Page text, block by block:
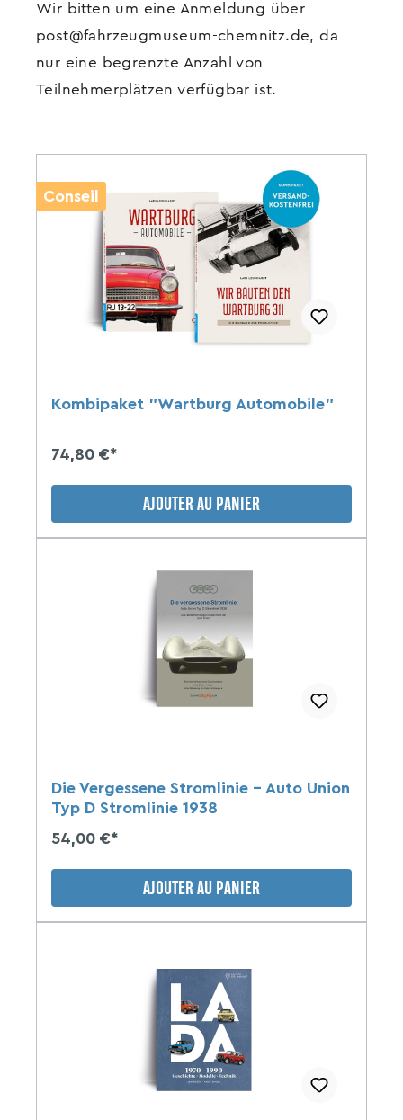
Wir bitten um eine Anmeldung über
post@fahrzeugmuseum-chemnitz.de, da
nur eine begrenzte Anzahl von
Teilnehmerplätzen verfügbar ist.
Conseil
Kombipaket "Wartburg Automobile"
74,80 €*
AJOUTER AU PANIER
Die Vergessene Stromlinie - Auto Union
Typ D Stromlinie 1938
54,00 €*
AJOUTER AU PANIER